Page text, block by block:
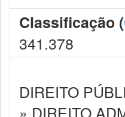
Classificação (
341.378
DIREITO
» DIREITO